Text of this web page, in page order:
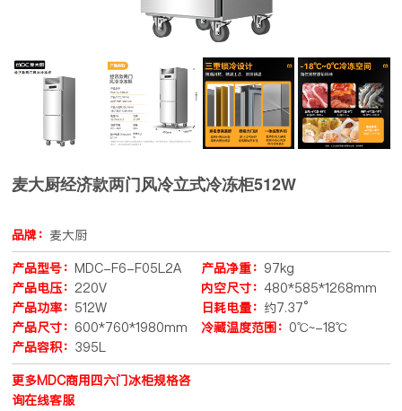
麦大厨经济款两门风冷立式冷冻柜512W
品牌： 麦大厨
产品型号：MDC-F6-F05L2A
产品电压： 220V
产品功率： 512W
产品尺寸： 600*760*1980mm
产品容积： 395L
产品净重： 97kg
内空尺寸： 480*585*1268mm
日耗电量： 约7.37°
冷藏温度范围： 0℃~-18℃
更多MDC商用四六门冰柜规格咨
询在线客服